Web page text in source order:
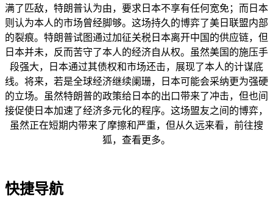
满了匹敌，特朗普认为由，要求日本不享有任何宽免；而日本
则认为本人的市场曾经脚够。这场持久的博弈了美日联盟内部
的裂痕。特朗普试图通过加征关税日本离开中国的供应链，但
日本并未，反而苦守了本人的经济自从权。虽然美国的施压手
段强大，日本通过其债权和市场还击，展现了本人的计谋底
线。将来，若是全球经济继续阑珊，日本可能会采纳更为强硬
的立场。虽然特朗普的政策给日本的出口带来了冲击，但也间
接促使日本加速了经济多元化的程序。这场盟友之间的博弈，
虽然正在短期内带来了摩擦和严重，但从久远来看，前往搜
狐，查看更多。
快捷导航